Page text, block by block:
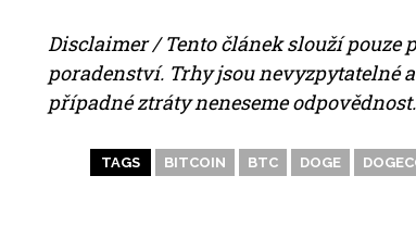
Disclaimer / Tento článek slouží pouze
poradenství. Trhy jsou nevyzpytatelné
případné ztráty neneseme odpovědnost.
TAGS BITCOIN BTC DOGE